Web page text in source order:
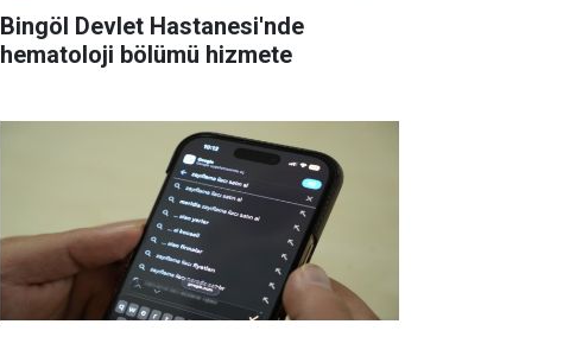
Bingöl Devlet Hastanesi'nde
hematoloji bölümü hizmete